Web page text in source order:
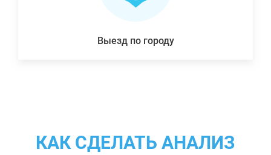
Выезд по городу
КАК СДЕЛАТЬ АНАЛИЗ